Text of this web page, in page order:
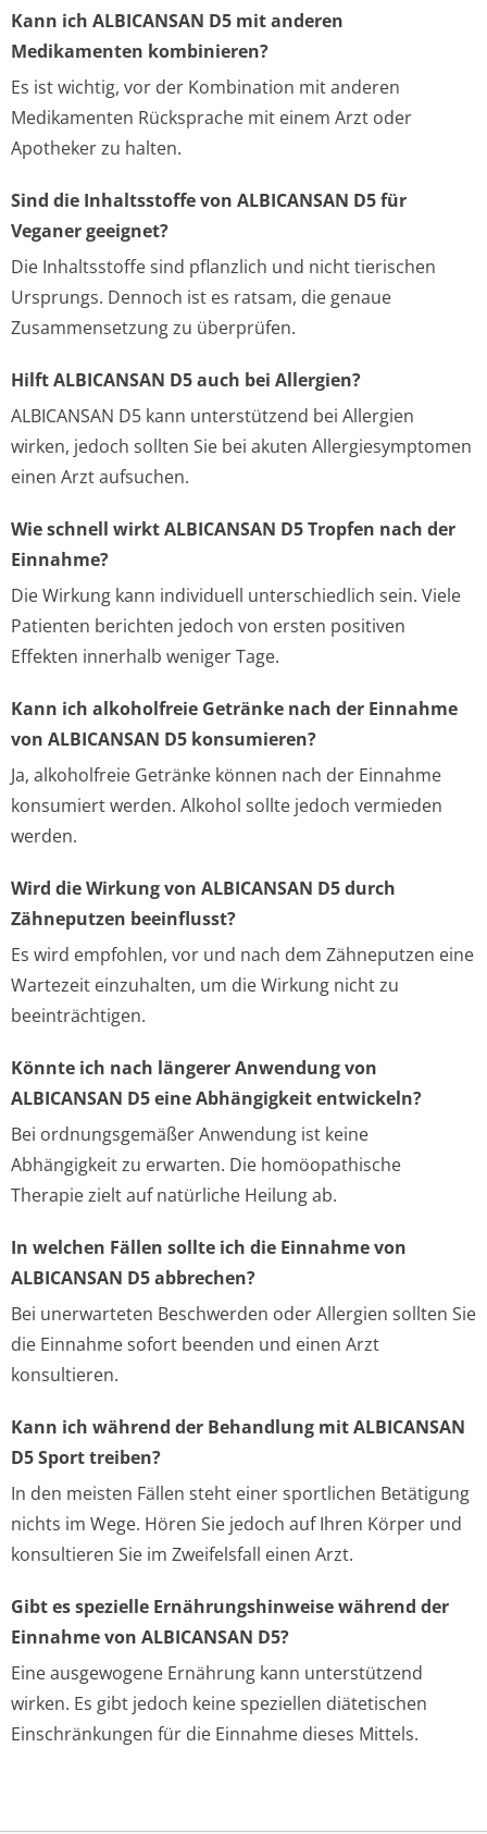
Kann ich ALBICANSAN D5 mit anderen
Medikamenten kombinieren?
Es ist wichtig, vor der Kombination mit anderen
Medikamenten Rücksprache mit einem Arzt oder
Apotheker zu halten.
Sind die Inhaltsstoffe von ALBICANSAN D5 für
Veganer geeignet?
Die Inhaltsstoffe sind pflanzlich und nicht tierischen
Ursprungs. Dennoch ist es ratsam, die genaue
Zusammensetzung zu überprüfen.
Hilft ALBICANSAN D5 auch bei Allergien?
ALBICANSAN D5 kann unterstützend bei Allergien
wirken, jedoch sollten Sie bei akuten Allergiesymptomen
einen Arzt aufsuchen.
Wie schnell wirkt ALBICANSAN D5 Tropfen nach der
Einnahme?
Die Wirkung kann individuell unterschiedlich sein. Viele
Patienten berichten jedoch von ersten positiven
Effekten innerhalb weniger Tage.
Kann ich alkoholfreie Getränke nach der Einnahme
von ALBICANSAN D5 konsumieren?
Ja, alkoholfreie Getränke können nach der Einnahme
konsumiert werden. Alkohol sollte jedoch vermieden
werden.
Wird die Wirkung von ALBICANSAN D5 durch
Zähneputzen beeinflusst?
Es wird empfohlen, vor und nach dem Zähneputzen eine
Wartezeit einzuhalten, um die Wirkung nicht zu
beeinträchtigen.
Könnte ich nach längerer Anwendung von
ALBICANSAN D5 eine Abhängigkeit entwickeln?
Bei ordnungsgemäßer Anwendung ist keine
Abhängigkeit zu erwarten. Die homöopathische
Therapie zielt auf natürliche Heilung ab.
In welchen Fällen sollte ich die Einnahme von
ALBICANSAN D5 abbrechen?
Bei unerwarteten Beschwerden oder Allergien sollten Sie
die Einnahme sofort beenden und einen Arzt
konsultieren.
Kann ich während der Behandlung mit ALBICANSAN
D5 Sport treiben?
In den meisten Fällen steht einer sportlichen Betätigung
nichts im Wege. Hören Sie jedoch auf Ihren Körper und
konsultieren Sie im Zweifelsfall einen Arzt.
Gibt es spezielle Ernährungshinweise während der
Einnahme von ALBICANSAN D5?
Eine ausgewogene Ernährung kann unterstützend
wirken. Es gibt jedoch keine speziellen diätetischen
Einschränkungen für die Einnahme dieses Mittels.